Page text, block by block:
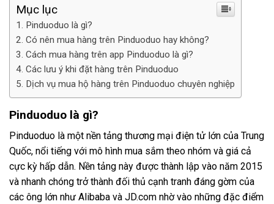
Mục lục
Pinduoduo là gì?
Có nên mua hàng trên Pinduoduo hay không?
Cách mua hàng trên app Pinduoduo là gì?
Các lưu ý khi đặt hàng trên Pinduoduo
Dịch vụ mua hộ hàng trên Pinduoduo chuyên nghiệp
Pinduoduo là gì?
Pinduoduo là một nền tảng thương mại điện tử lớn của Trung
Quốc, nổi tiếng với mô hình mua sắm theo nhóm và giá cả
cực kỳ hấp dẫn. Nền tảng này được thành lập vào năm 2015
và nhanh chóng trở thành đối thủ cạnh tranh đáng gờm của
các ông lớn như Alibaba và JD.com nhờ vào những đặc điểm